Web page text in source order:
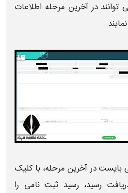
توانند در آخرین مرحله اطلاعات
بایست در آخرین مرحله، با کلیک
رسید، رسید ثبت نامی را